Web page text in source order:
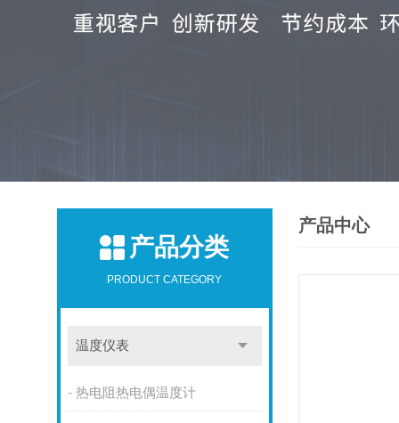
产品分类
PRODUCT CATEGORY
温度仪表
热电阻热电偶温度计
产品中心